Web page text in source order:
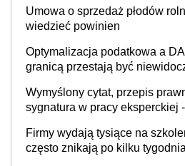
Umowa o sprzedaż płodów
wiedzieć powinien
Optymalizacja podatkowa a
granicą przestają być
Wymyślony cytat, przepis
sygnatura w pracy eksperckiej
Firmy wydają tysiące na
często znikają po kilku